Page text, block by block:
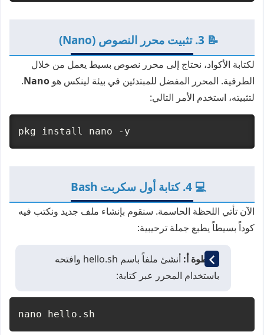
📝 3. تثبيت محرر النصوص (Nano)
لكتابة الأكواد، نحتاج إلى محرر نصوص بسيط يعمل من خلال
الطرفية. المحرر المفضل للمبتدئين في بيئة لينكس هو Nano
.
لتثبيته، استخدم الأمر التالي:
pkg install nano -y
💻 4. كتابة أول سكربت Bash
الآن تأتي اللحظة الحاسمة. سنقوم بإنشاء ملف جديد ونكتب فيه
كوداً بسيطاً يطبع جملة ترحيبية:
الخطوة أ: أنشئ ملفاً باسم hello.sh وافتحه
باستخدام المحرر عبر كتابة:
nano hello.sh